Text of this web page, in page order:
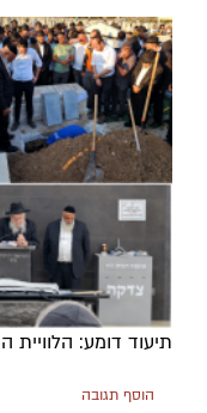
תיעוד דומע:
הוסף תגובה